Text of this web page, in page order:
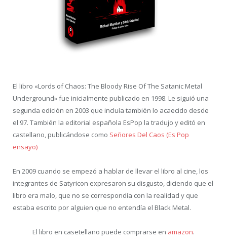
El libro «Lords of Chaos: The Bloody Rise Of The Satanic Metal
Underground» fue inicialmente publicado en 1998. Le siguió una
segunda edición en 2003 que incluía también lo acaecido desde
el 97. También la editorial española EsPop la tradujo y editó en
castellano, publicándose como Señores Del Caos (Es Pop
ensayo)
En 2009 cuando se empezó a hablar de llevar el libro al cine, los
integrantes de Satyricon expresaron su disgusto, diciendo que el
libro era malo, que no se correspondía con la realidad y que
estaba escrito por alguien que no entendía el Black Metal.
El libro en casetellano puede comprarse en amazon.